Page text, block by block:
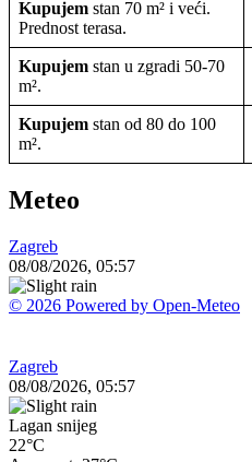
Kupujem stan 70 m² i veći.
Prednost terasa.
Kupujem stan u zgradi 50-70
m².
Kupujem stan od 80 do 100
m².
Meteo
Zagreb
08/08/2026, 05:57
© 2026 Powered by Open-Meteo
Zagreb
08/08/2026, 05:57
Lagan snijeg
22°C